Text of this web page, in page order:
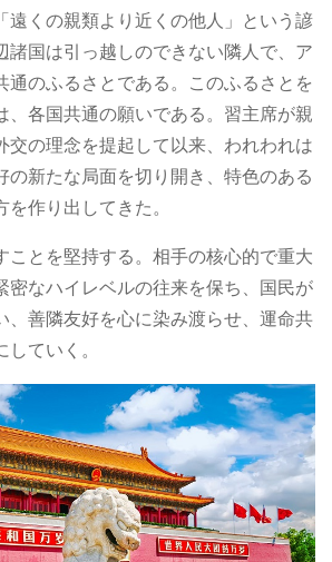
遠くの親類より近くの他人」という諺
諸国は引っ越しのできない隣人で、ア
通のふるさとである。このふるさとを
、各国共通の願いである。習主席が親
交の理念を提起して以来、われわれは
の新たな局面を切り開き、特色のある
作り出してきた。
ことを堅持する。相手の核心的で重大
密なハイレベルの往来を保ち、国民が
、善隣友好を心に染み渡らせ、運命共
ていく。